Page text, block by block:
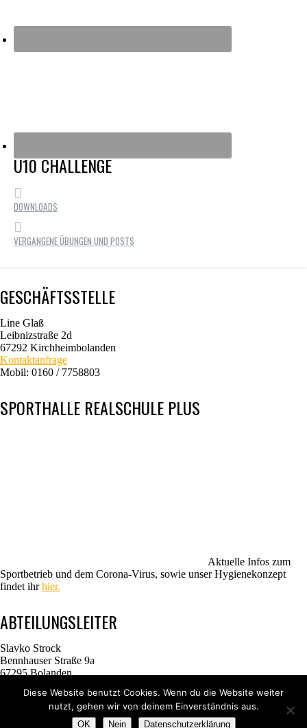
U10 CHALLENGE
DOWNLOADS
VERGANGENE ÜBUNGEN UND POSTS
GESCHÄFTSSTELLE
Line Glaß
Leibnizstraße 2d
67292 Kirchheimbolanden
Kontaktanfrage
Mobil: 0160 / 7758803
SPORTHALLE REALSCHULE PLUS
Aktuelle Infos zum
Sportbetrieb und dem Corona-Virus, sowie unser Hygienekonzept
findet ihrhier.
ABTEILUNGSLEITER
Slavko Strock
Bennhauser Straße 9a
67295 Bolanden
Telefon: 06352 / 401485
Mobil: 0170 / 2353609
Diese Website benutzt Cookies. Wenn du die Website weiter
nutzt, gehen wir von deinem Einverständnis aus.
OK Nein Datenschutzerklärung